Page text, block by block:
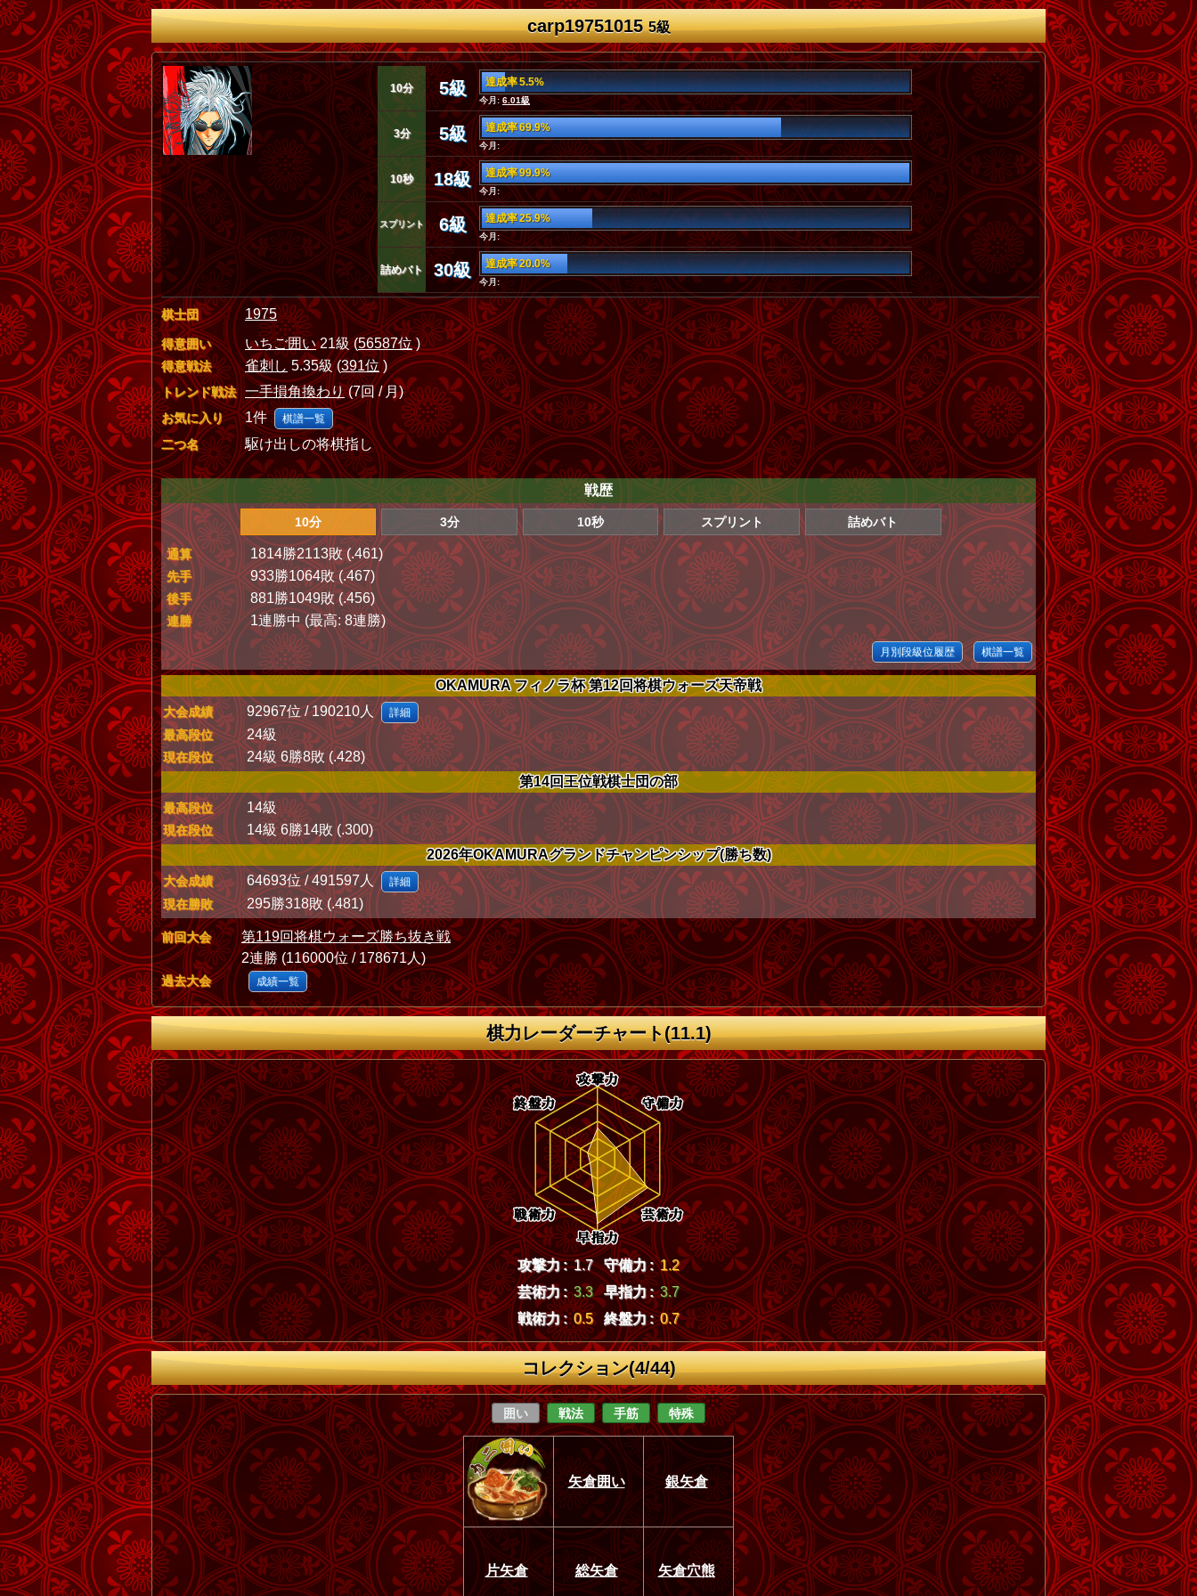
carp197510155級
10分 5級 達成率 5.5%
今月:6.01級
3分 5級 達成率 69.9%
今月:
10秒 18級 達成率 99.9%
今月:
スプリント 6級 達成率 25.9%
今月:
詰めバト 30級 達成率 20.0%
今月:
棋士団 1975
得意囲い いちご囲い21級 (56587位)
得意戦法 雀刺し 5.35級 (391位)
トレンド戦法 一手損角換わり(7回 / 月)
お気に入り 1件 棋譜一覧
二つ名 駆け出しの将棋指し
戦歴
10分 3分 10秒 スプリント 詰めバト
通算 1814勝2113敗 (.461)
先手 933勝1064敗 (.467)
後手 881勝1049敗 (.456)
連勝 1連勝中 (最高: 8連勝)
月別段級位履歴 棋譜一覧
OKAMURA フィノラ杯 第12回将棋ウォーズ天帝戦
大会成績 92967位 / 190210人 詳細
最高段位 24級
現在段位
24級 6勝8敗 (.428)
第14回王位戦棋士団の部
最高段位 14級
現在段位
14級 6勝14敗 (.300)
2026年OKAMURAグランドチャンピンシップ(勝ち数)
大会成績 64693位 / 491597人 詳細
現在勝敗 295勝318敗 (.481)
前回大会
第119回将棋ウォーズ勝ち抜き戦
2連勝 (116000位 / 178671人)
過去大会 成績一覧
棋力レーダーチャート(11.1)
攻撃力 : 1.7 守備力 : 1.2
芸術力 : 3.3 早指力 : 3.7
戦術力 : 0.5 終盤力 : 0.7
コレクション(4/44)
囲い 戦法 手筋 特殊
矢倉囲い 銀矢倉
片矢倉 総矢倉 矢倉穴熊